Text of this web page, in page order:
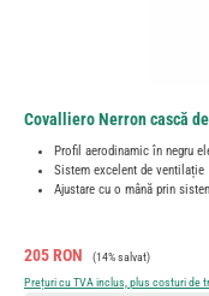
Covalliero Nerron cască
Profil aerodinamic în negru
Sistem excelent de ventilație
Ajustare cu o mână prin
Preț de vânzare:
205 RON Preț obișnuit:
(14% salvat)
Prețuri cu TVA inclus, plus costuri de